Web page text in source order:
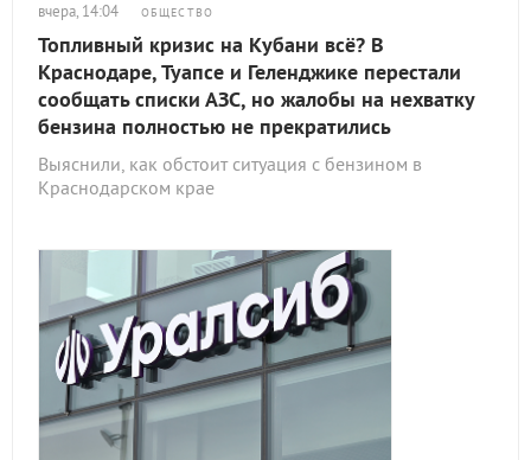
вчера, 14:04 ОБЩЕСТВО
Топливный кризис на Кубани всё? В
Краснодаре, Туапсе и Геленджике перестали
сообщать списки АЗС, но жалобы на нехватку
бензина полностью не прекратились
Выяснили, как обстоит ситуация с бензином в
Краснодарском крае